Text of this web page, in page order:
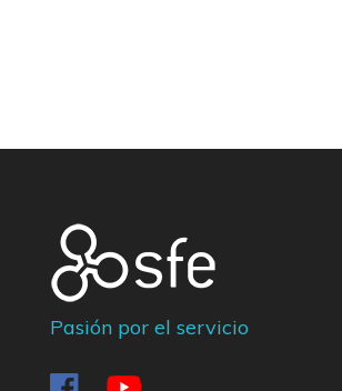
Pasión por el servicio